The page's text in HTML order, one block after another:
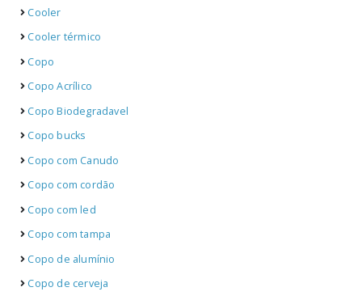
Cooler
Cooler térmico
Copo
Copo Acrílico
Copo Biodegradavel
Copo bucks
Copo com Canudo
Copo com cordão
Copo com led
Copo com tampa
Copo de alumínio
Copo de cerveja